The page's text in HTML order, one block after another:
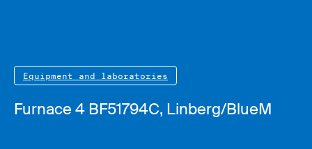
Equipment and laboratories
Furnace 4 BF51794C, Linberg/BlueM